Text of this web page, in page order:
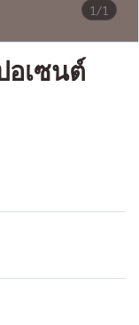
1/1
อเซนต์